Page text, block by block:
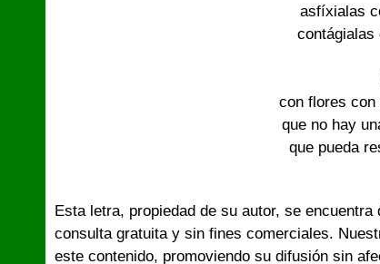
asfíxialas
contágialas
con flores
que no hay
que pueda
Esta letra, propiedad de su autor, se encuentra
consulta gratuita y sin fines comerciales.
este contenido, promoviendo su difusión sin